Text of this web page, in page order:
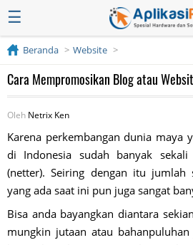
☰
Beranda Website
Cara Mempromosikan Blog atau
Oleh Netrix Ken
Karena perkembangan dunia maya
di Indonesia sudah banyak
(netter). Seiring dengan itu
yang ada saat ini pun juga sangat
Bisa anda bayangkan diantara
mungkin jutaan atau